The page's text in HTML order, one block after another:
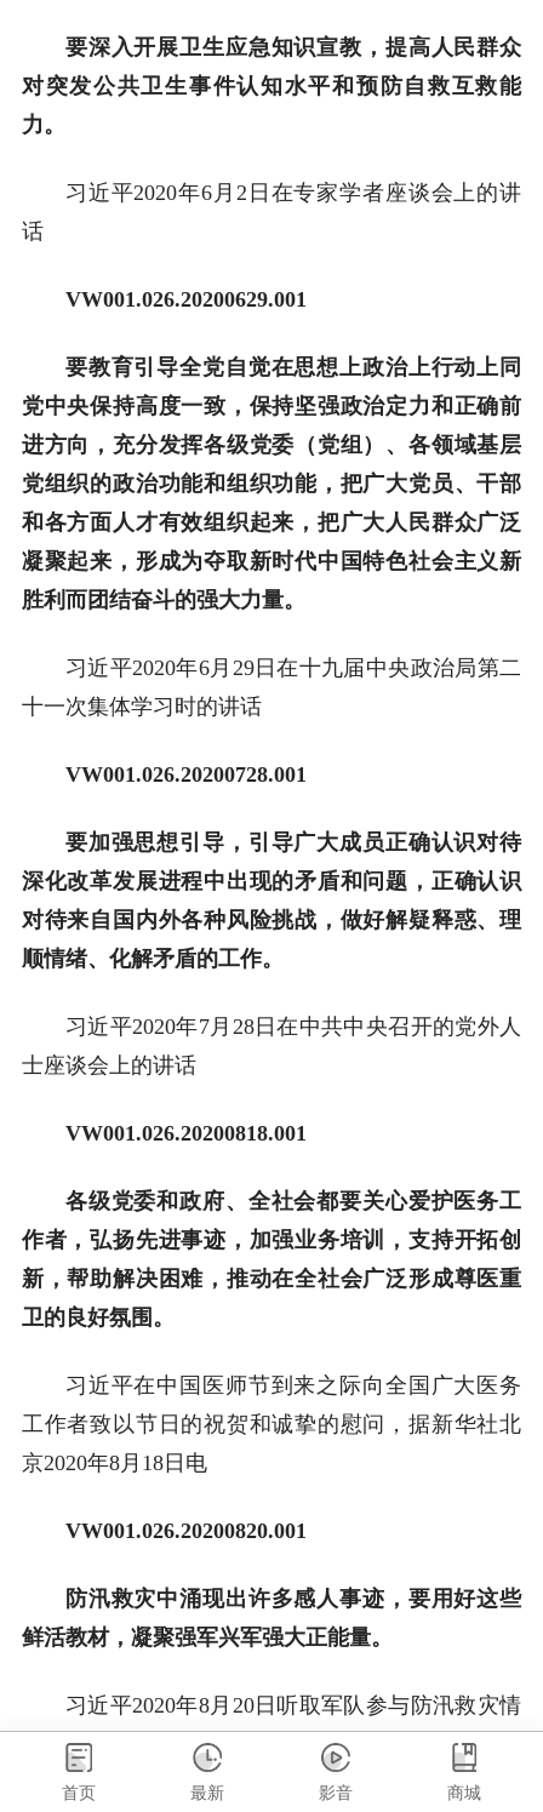
要深入开展卫生应急知识宣教，提高人民群众
对突发公共卫生事件认知水平和预防自救互救能
力。
习近平2020年6月2日在专家学者座谈会上的讲
话
VW001.026.20200629.001
要教育引导全党自觉在思想上政治上行动上同
党中央保持高度一致，保持坚强政治定力和正确前
进方向，充分发挥各级党委（党组）、各领域基层
党组织的政治功能和组织功能，把广大党员、干部
和各方面人才有效组织起来，把广大人民群众广泛
凝聚起来，形成为夺取新时代中国特色社会主义新
胜利而团结奋斗的强大力量。
习近平2020年6月29日在十九届中央政治局第二
十一次集体学习时的讲话
VW001.026.20200728.001
要加强思想引导，引导广大成员正确认识对待
深化改革发展进程中出现的矛盾和问题，正确认识
对待来自国内外各种风险挑战，做好解疑释惑、理
顺情绪、化解矛盾的工作。
习近平2020年7月28日在中共中央召开的党外人
士座谈会上的讲话
VW001.026.20200818.001
各级党委和政府、全社会都要关心爱护医务工
作者，弘扬先进事迹，加强业务培训，支持开拓创
新，帮助解决困难，推动在全社会广泛形成尊医重
卫的良好氛围。
习近平在中国医师节到来之际向全国广大医务
工作者致以节日的祝贺和诚挚的慰问，据新华社北
京2020年8月18日电
VW001.026.20200820.001
防汛救灾中涌现出许多感人事迹，要用好这些
鲜活教材，凝聚强军兴军强大正能量。
习近平2020年8月20日听取军队参与防汛救灾情
况汇报后的讲话
首页 最新 影音 商城